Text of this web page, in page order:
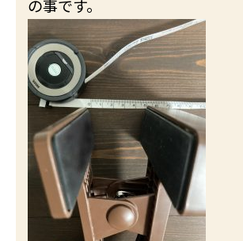
の事です。